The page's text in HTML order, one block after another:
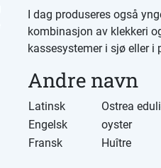
I dag produseres også
kombinasjon av klekkeri
kassesystemer i sjø eller i
Andre navn
Latinsk
Ostrea
Engelsk
oyster
Fransk
Huître